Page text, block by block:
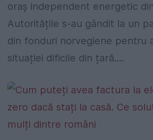
oraș independent energetic
Autoritățile s-au gândit la un
din fonduri norvegiene pentru
situației dificile din țară....